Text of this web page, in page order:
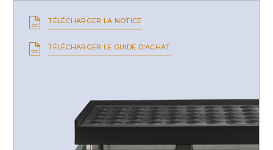
TÉLÉCHARGER LA NOTICE
TÉLÉCHARGER LE GUIDE D'ACHAT